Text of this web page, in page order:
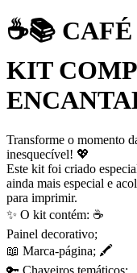
☕📚
KIT
Transforme o momento
inesquecível! 💖
Este kit foi criado
ainda mais especial e
para imprimir.
✨ O kit contém: ☕
Painel decorativo;
📖 Marca-página; 🖍️
🔑 Chaveiros temáticos;